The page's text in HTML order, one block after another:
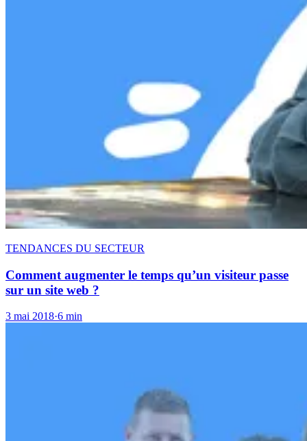
TENDANCES DU SECTEUR
Comment augmenter le temps qu’un visiteur passe
sur un site web ?
3 mai 2018·6 min